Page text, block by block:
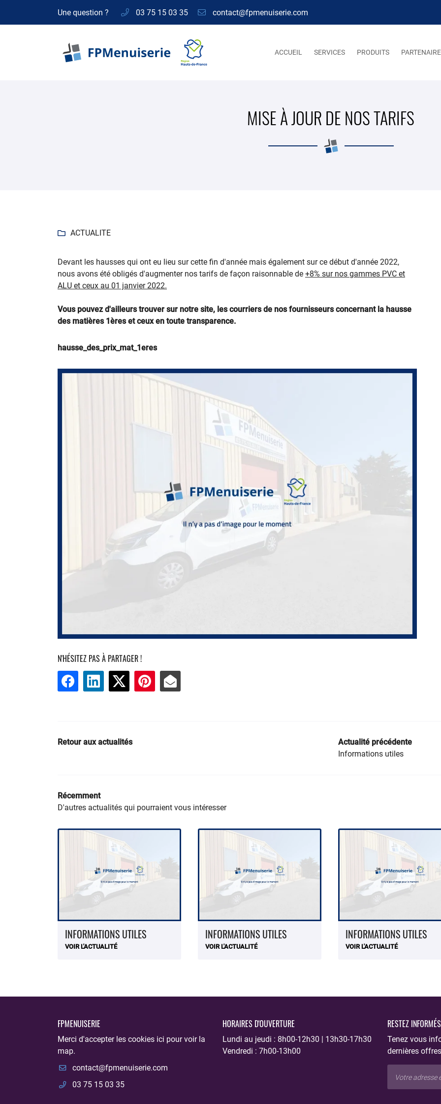
Une question ? 03 75 15 03 35
ACCUEIL SERVICES PRODUITS
En cochant cette case, vous consentez à recevoir nos propositions commerciales à
l'adresse email indiqué ci-dessus. Vous pouvez vous désinscrire à tout moment en
le formulaire de désinscription.
Inscription
MISE À JOUR DE NOS TARIFS
 ACTUALITE
Devant les hausses qui ont eu lieu sur cette fin d'année mais également sur ce début d'année 2022,
nous avons été obligés d'augmenter nos tarifs de façon raisonnable de +8% sur nos gammes PVC et
ALU et ceux au 01 janvier 2022.
Vous pouvez d'ailleurs trouver sur notre site, les courriers de nos fournisseurs concernant la hausse
des matières 1ères et ceux en toute transparence.
hausse_des_prix_mat_1eres
N'HÉSITEZ PAS À PARTAGER !
Retour aux actualités
Actualité précédente
Informations utiles
Récemment
D'autres actualités qui pourraient vous intéresser
INFORMATIONS UTILES
VOIR L'ACTUALITÉ
INFORMATIONS UTILES
VOIR L'ACTUALITÉ
INFORMATIONS UTILES
VOIR L'ACTUALITÉ
FPMENUISERIE
Merci d'accepter les cookies ici pour voir la
map.
03 75 15 03 35
HORAIRES D'OUVERTURE
Lundi au jeudi : 8h00-12h30 | 13h30-17h30
Vendredi : 7h00-13h00
RESTEZ INFORMÉS
Tenez vous
dernières